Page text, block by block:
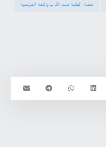
فضاء الطلبة قسم الآداب واللغة الفرنسية